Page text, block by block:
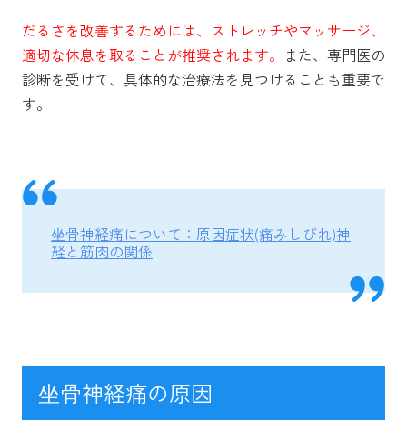
だるさを改善するためには、ストレッチやマッサージ、
適切な休息を取ることが推奨されます。 また、専門医の
診断を受けて、具体的な治療法を見つけることも重要で
す。
坐骨神経痛について：原因症状(痛みしびれ)神
経と筋肉の関係
坐骨神経痛の原因